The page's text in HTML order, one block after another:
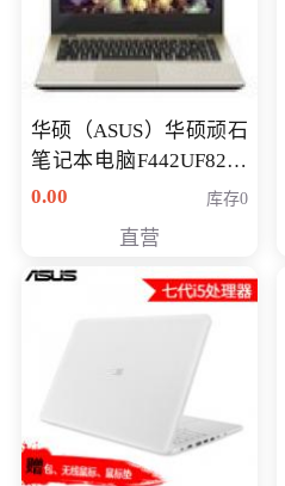
华硕（ASUS）华硕顽石
笔记本电脑F442UF8250
八代独显轻薄办公商务
0.00 库存0
直营